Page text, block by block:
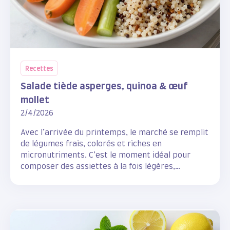
Recettes
Salade tiède asperges, quinoa & œuf
mollet
2/4/2026
Avec l’arrivée du printemps, le marché se remplit
de légumes frais, colorés et riches en
micronutriments. C’est le moment idéal pour
composer des assiettes à la fois légères,